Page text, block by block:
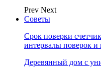
Prev Next
Советы
Срок поверки
интервалы поверок
Деревянный дом с